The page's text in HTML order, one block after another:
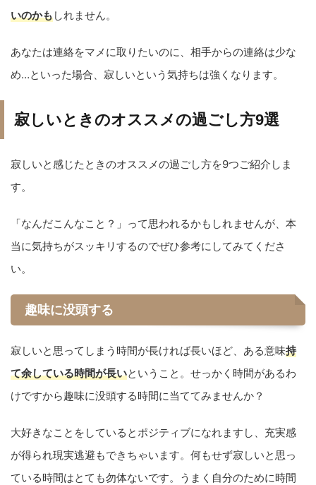
いのかもしれません。
あなたは連絡をマメに取りたいのに、相手からの連絡は少な
め…といった場合、寂しいという気持ちは強くなります。
寂しいときのオススメの過ごし方9選
寂しいと感じたときのオススメの過ごし方を9つご紹介しま
す。
「なんだこんなこと？」って思われるかもしれませんが、本
当に気持ちがスッキリするのでぜひ参考にしてみてくださ
い。
趣味に没頭する
寂しいと思ってしまう時間が長ければ長いほど、ある意味持
て余している時間が長いということ。せっかく時間があるわ
けですから趣味に没頭する時間に当ててみませんか？
大好きなことをしているとポジティブになれますし、充実感
が得られ現実逃避もできちゃいます。何もせず寂しいと思っ
ている時間はとても勿体ないです。うまく自分のために時間